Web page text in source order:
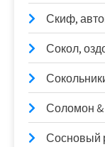
Скиф,
Сокол,
Соломон
Сосновый